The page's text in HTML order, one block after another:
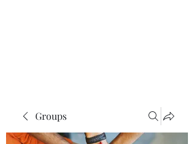
Groups